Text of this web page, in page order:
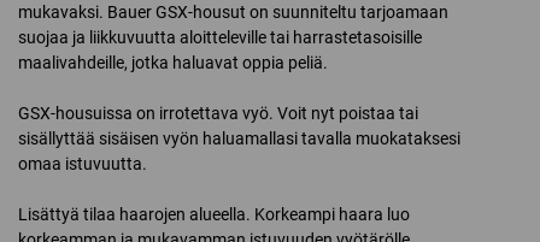
mukavaksi. Bauer GSX-housut on suunniteltu tarjoamaan
suojaa ja liikkuvuutta aloitteleville tai harrastetasoisille
maalivahdeille, jotka haluavat oppia peliä.
GSX-housuissa on irrotettava vyö. Voit nyt poistaa tai
sisällyttää sisäisen vyön haluamallasi tavalla muokataksesi
omaa istuvuutta.
Lisättyä tilaa haarojen alueella. Korkeampi haara luo